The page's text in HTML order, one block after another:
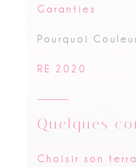
Garanties
Pourquoi
RE 2020
Quelques
Choisir son